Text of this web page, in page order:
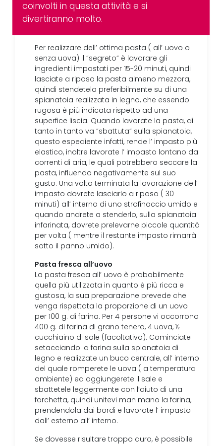
coinvolti in questa attività e si
divertiranno molto.
Per realizzare dell’ ottima pasta ( all’ uovo o
senza uova) il “segreto” è lavorare gli
ingredienti impastati per 15-20 minuti, quindi
lasciate a riposo la pasta almeno mezzora,
quindi stendetela preferibilmente su di una
spianatoia realizzata in legno, che essendo
rugosa è più indicata rispetto ad una
superfice liscia. Quando lavorate la pasta, di
tanto in tanto va “sbattuta” sulla spianatoia,
questo espediente infatti, rende l’ impasto più
elastico, inoltre lavorate l’ impasto lontano da
correnti di aria, le quali potrebbero seccare la
pasta, influendo negativamente sul suo
gusto. Una volta terminata la lavorazione dell’
impasto dovrete lasciarlo a riposo ( 30
minuti) all’ interno di uno strofinaccio umido e
quando andrete a stenderlo, sulla spianatoia
infarinata, dovrete prelevarne piccole quantità
per volta ( mentre il restante impasto rimarrà
sotto il panno umido).
Pasta fresca all’uovo
La pasta fresca all’ uovo è probabilmente
quella più utilizzata in quanto è più ricca e
gustosa, la sua preparazione prevede che
venga rispettata la proporzione di un uovo
per 100 g. di farina. Per 4 persone vi occorrono
400 g. di farina di grano tenero, 4 uova, ½
cucchiaino di sale (facoltativo). Cominciate
setacciando la farina sulla spianatoia di
legno e realizzate un buco centrale, all’ interno
del quale romperete le uova ( a temperatura
ambiente) ed aggiungerete il sale e
sbattetele leggermente con l’aiuto di una
forchetta, quindi unitevi man mano la farina,
prendendola dai bordi e lavorate l’ impasto
dall’ esterno all’ interno.
Se dovesse risultare troppo duro, è possibile